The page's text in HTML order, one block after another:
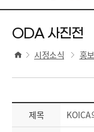
ODA 사진전
시정소식 홍보
제목